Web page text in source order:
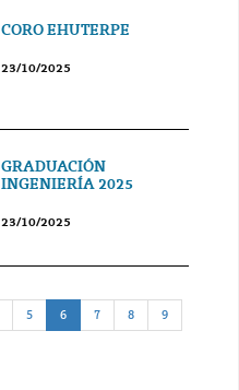
CORO EHUTERPE
23/10/2025
GRADUACIÓN
INGENIERÍA 2025
23/10/2025
5 6(current)
7 8 9